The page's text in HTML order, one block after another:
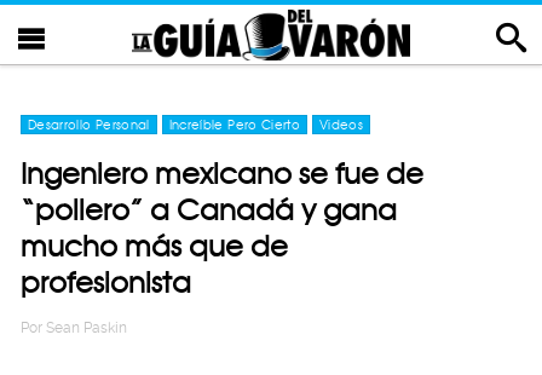
Desarrollo Personal Increíble Pero Cierto Videos
Ingeniero mexicano se fue de
“pollero” a Canadá y gana
mucho más que de
profesionista
Por Sean Paskin